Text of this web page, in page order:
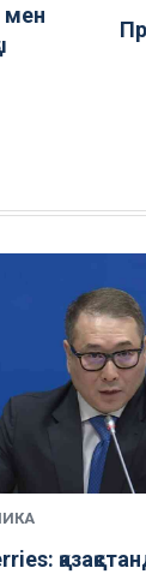
мен